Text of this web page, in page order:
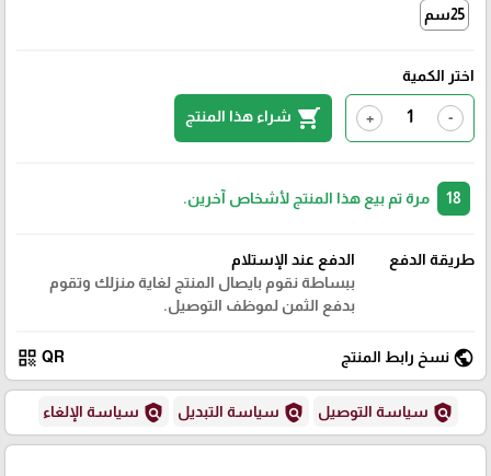
25سم
اختر الكمية
-
+
shopping_cart شراء هذا المنتج
مرة تم بيع هذا المنتج لأشخاص آخرين.
طريقة الدفع
الدفع عند الإستلام
ببساطة نقوم بايصال المنتج لغاية منزلك وتقوم
بدفع الثمن لموظف التوصيل.
public نسخ رابط المنتج QR
qr_code
policy سياسة التوصيل policy سياسة التبديل policy سياسة الإلغاء